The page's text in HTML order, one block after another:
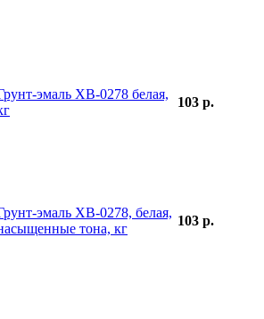
эмаль ХВ-0278 белая,
103 р.
эмаль ХВ-0278, белая,
тона, кг
103 р.